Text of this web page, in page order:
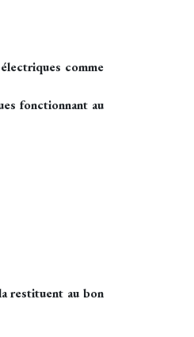
comme
fonctionnant au
restituent au bon